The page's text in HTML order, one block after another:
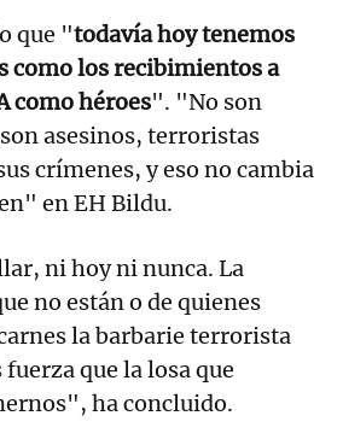
que "todavía hoy tenemos
como los recibimientos a
como héroes". "No son
asesinos, terroristas
crímenes, y eso no cambia
en EH Bildu.
ni hoy ni nunca. La
no están o de quienes
la barbarie terrorista
que la losa que
ha concluido.